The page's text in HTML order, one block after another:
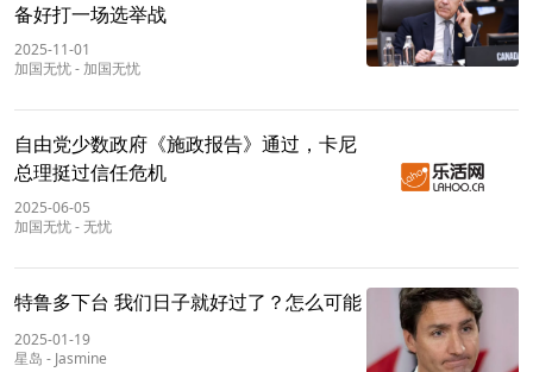
备好打一场选举战
2025-11-01
加国无忧- 加国无忧
自由党少数政府《施政报告》通过，卡尼
总理挺过信任危机
2025-06-05
加国无忧-无忧
特鲁多下台 我们日子就好过了？怎么可能
2025-01-19
星岛 - Jasmine